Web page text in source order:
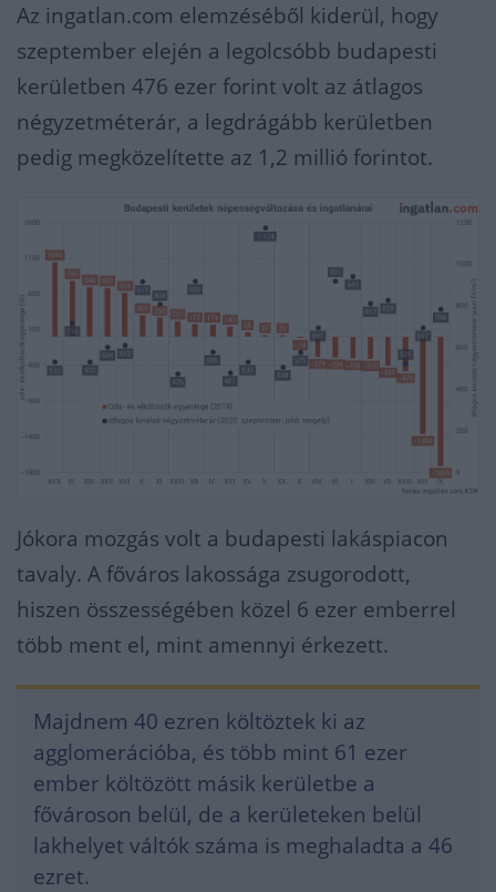
Az ingatlan.com elemzéséből kiderül, hogy
szeptember elején a legolcsóbb budapesti
kerületben 476 ezer forint volt az átlagos
négyzetméterár, a legdrágább kerületben
pedig megközelítette az 1,2 millió forintot.
Jókora mozgás volt a budapesti lakáspiacon
tavaly. A főváros lakossága zsugorodott,
hiszen összességében közel 6 ezer emberrel
több ment el, mint amennyi érkezett.
Majdnem 40 ezren költöztek ki az
agglomerációba, és több mint 61 ezer
ember költözött másik kerületbe a
fővároson belül, de a kerületeken belül
lakhelyet váltók száma is meghaladta a 46
ezret.